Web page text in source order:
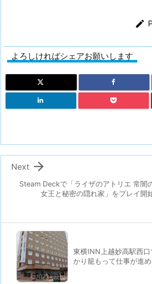

よろしければシェアお願いします
Steam Deckで「ライザのアトリエ 常闇
女王と秘密の隠れ家」をプレイ開

Next
東横INN上越妙高駅西
かり籠もって仕事が進め